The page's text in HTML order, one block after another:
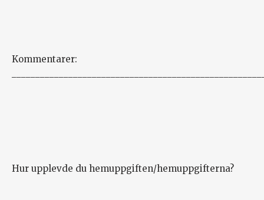
Kommentarer:
Hur upplevde du hemuppgiften/hemuppgifterna?